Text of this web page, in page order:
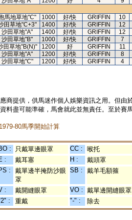
馬地草地"C" 1000 好/快 GRIFFIN
10
田草地"C+3" 1400 好/快 GRIFFIN
12
沙田草地"A" 1400 好/快 GRIFFIN
12
沙田草地"B" 1000 好/快 GRIFFIN
7
田草地"B(N)" 1200 好 GRIFFIN
11
沙田草地"A" 1200 好/快 GRIFFIN
8
沙田草地"C" 1200 好/快 GRIFFIN 4
商提供，供馬迷作個人娛樂資訊之用。但
料盡可能準確，馬會就此並無責任。至於賽
80馬季開始計算
: 只戴單邊眼罩 CC :
喉托
: 戴耳塞 H :
戴頭罩
:
戴單邊半掩防沙眼
罩
SB : 戴羊毛額箍
: 戴開縫眼罩 VO : 戴單邊開縫眼罩
: 重戴 "-" : 除去